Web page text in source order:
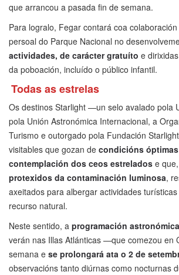
que arrancou a pasada fin de semana.
Para logralo, Fegar contará coa
persoal do Parque Nacional no
actividades, de carácter gratuíto e
da poboación, incluído o público infantil.
Todas as estrelas
Os destinos Starlight —un selo avalado pola
pola Unión Astronómica Internacional, a
Turismo e outorgado pola Fundación
visitables que gozan de condicións
contemplación dos ceos estrelados e
protexidos da contaminación luminosa,
axeitados para albergar actividades
recurso natural.
Neste sentido, a programación astronómica
verán nas Illas Atlánticas —que comezou en
semana e se prolongará ata o 2 de
observacións tanto diúrnas como nocturnas